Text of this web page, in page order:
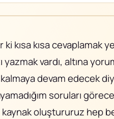
ki kısa kısa cevaplamak
vardı, altına
devam edecek
soruları
kaynak oluştururuz hep